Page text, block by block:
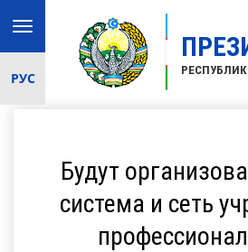
Toggle
navigation
РУС
Будут
система и сеть